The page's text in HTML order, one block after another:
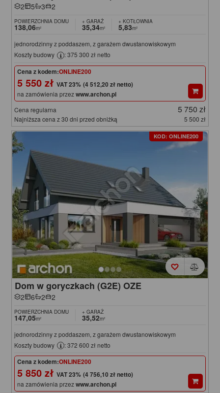
2 5 3 2
POWIERZCHNIA DOMU
138,06m²
+ GARAŻ
35,34m²
+ KOTŁOWNIA
5,83m²
jednorodzinny z poddaszem, z garażem dwustanowiskowym
Koszty budowy
: 375 300 zł netto
Cena z kodem:ONLINE200
5 550 zł (4 512,20 zł netto)
na zamówienia przezwww.archon.pl
Cena regularna 5 750 zł
Najniższa cena z 30 dni przed obniżką 5 500 zł
KOD: ONLINE200
Dom w goryczkach (G2E) OZE
2 6 2 2
POWIERZCHNIA DOMU
147,05m²
+ GARAŻ
35,52m²
jednorodzinny z poddaszem, z garażem dwustanowiskowym
Koszty budowy
: 372 600 zł netto
Cena z kodem:ONLINE200
5 850 zł (4 756,10 zł netto)
na zamówienia przezwww.archon.pl